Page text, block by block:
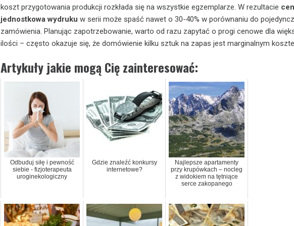
koszt przygotowania produkcji rozkłada się na wszystkie egzemplarze. W rezultacie
jednostkowa wydruku w serii może spaść nawet o 30-40% w porównaniu do
zamówienia. Planując zapotrzebowanie, warto od razu zapytać o progi cenowe dla
ilości – często okazuje się, że domówienie kilku sztuk na zapas jest marginalnym
Artykuły jakie mogą Cię zainteresować:
Odbuduj siłę i pewność
siebie - fizjoterapeuta
uroginekologiczny
Gdzie znaleźć konkursy
internetowe?
Najlepsze apartamenty
przy krupówkach – nocleg
z widokiem na tętniące
serce zakopanego